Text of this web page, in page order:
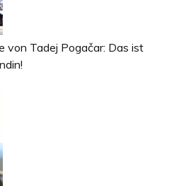
von Tadej Pogačar: Das ist